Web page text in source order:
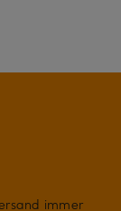
immer